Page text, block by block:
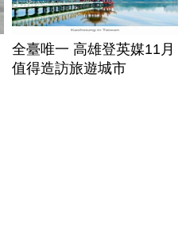
全臺唯一 高雄登英媒11月
值得造訪旅遊城市